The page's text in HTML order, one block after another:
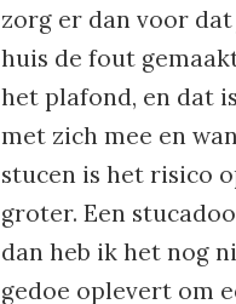
zorg er dan voor
huis de fout
het plafond, en dat
met zich mee en
stucen is het risico
groter. Een
dan heb ik het nog
gedoe oplevert om